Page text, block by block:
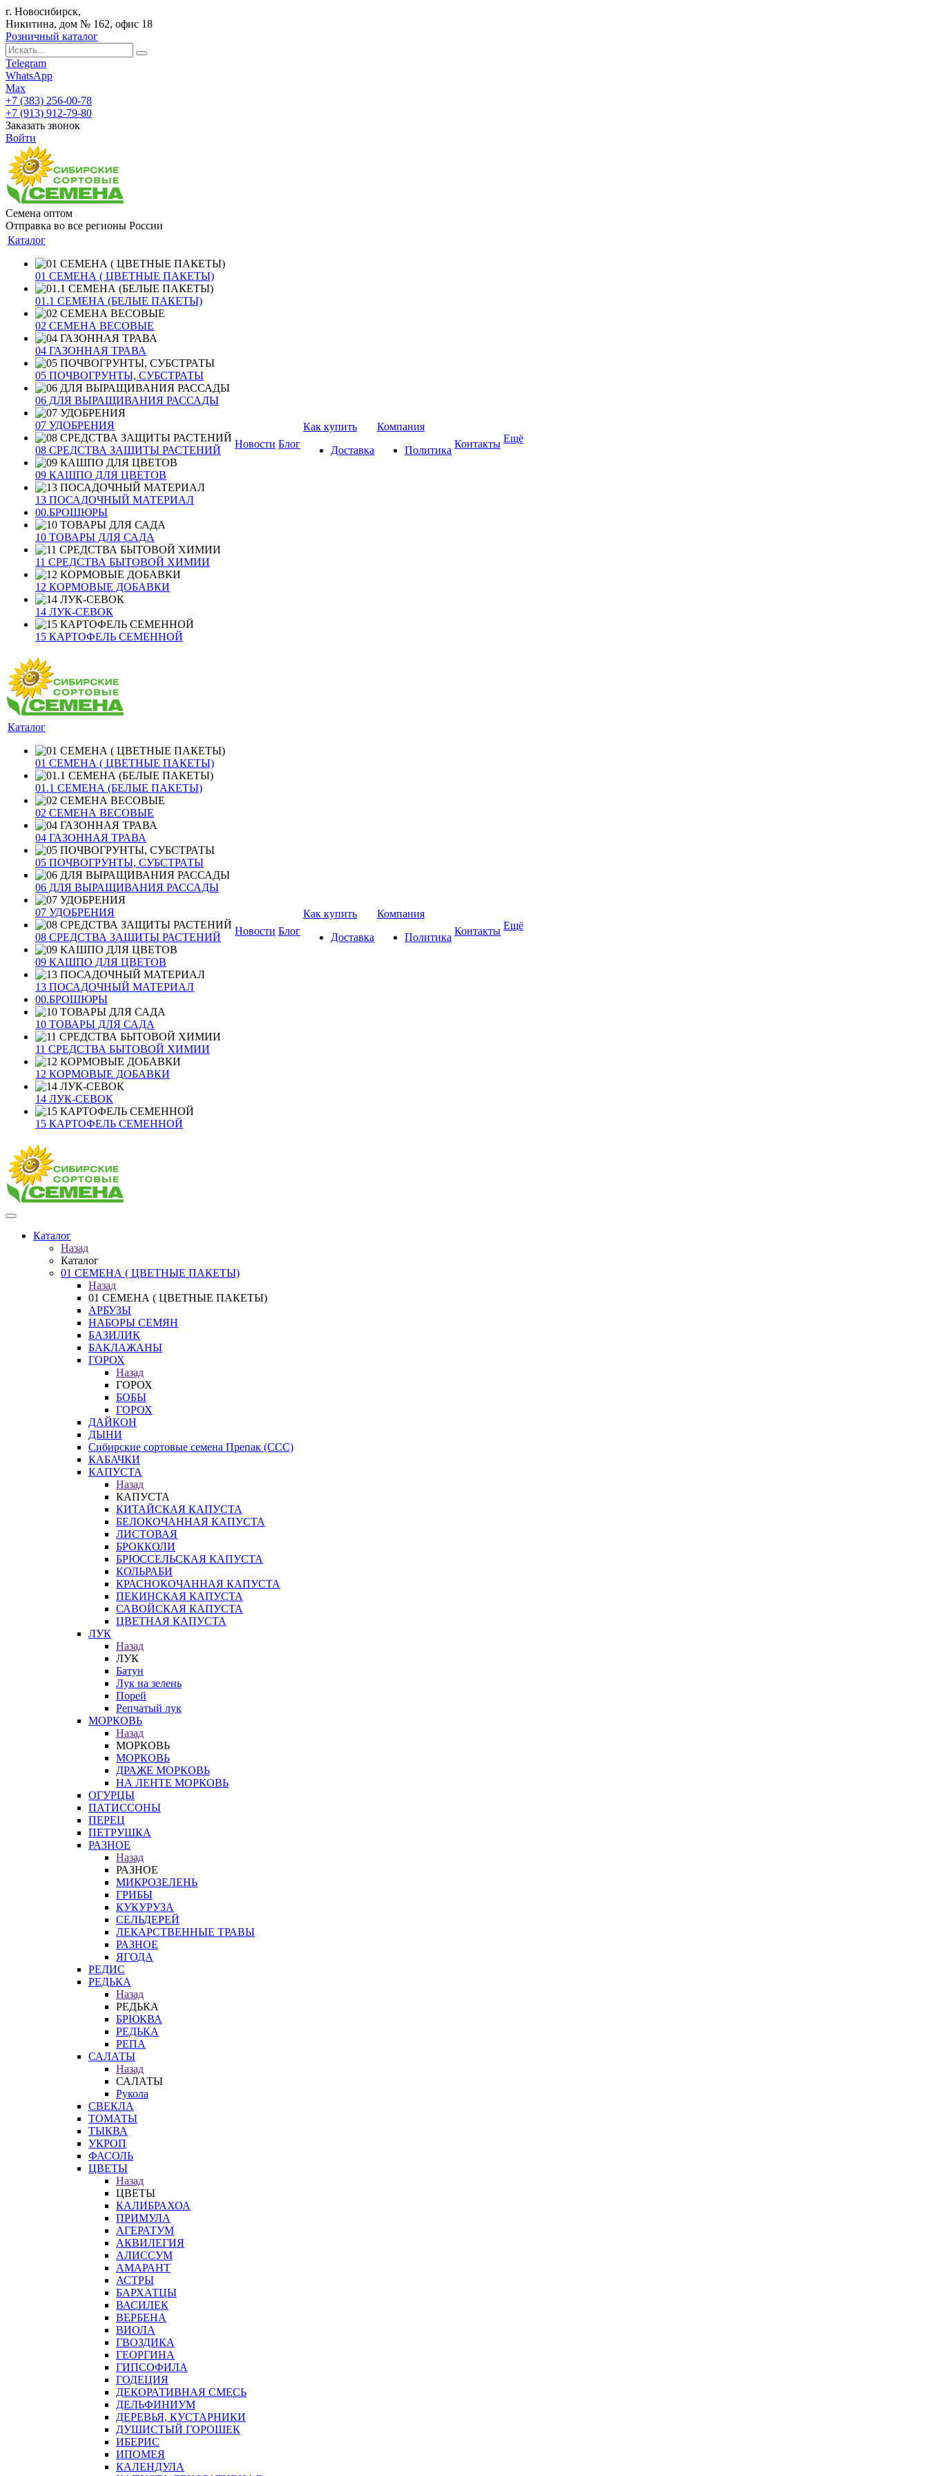
г. Новосибирск,
Никитина, дом № 162, офис 18
Розничный каталог
Telegram
WhatsApp
Max
+7 (383) 256-00-78
+7 (913) 912-79-80
Заказать звонок
Войти
Семена оптом
Отправка во все регионы России
Каталог
01 СЕМЕНА ( ЦВЕТНЫЕ ПАКЕТЫ)
01.1 СЕМЕНА (БЕЛЫЕ ПАКЕТЫ)
02 СЕМЕНА ВЕСОВЫЕ
04 ГАЗОННАЯ ТРАВА
05 ПОЧВОГРУНТЫ, СУБСТРАТЫ
06 ДЛЯ ВЫРАЩИВАНИЯ РАССАДЫ
07 УДОБРЕНИЯ
08 СРЕДСТВА ЗАЩИТЫ РАСТЕНИЙ
09 КАШПО ДЛЯ ЦВЕТОВ
13 ПОСАДОЧНЫЙ МАТЕРИАЛ
00.БРОШЮРЫ
10 ТОВАРЫ ДЛЯ САДА
11 СРЕДСТВА БЫТОВОЙ ХИМИИ
12 КОРМОВЫЕ ДОБАВКИ
14 ЛУК-СЕВОК
15 КАРТОФЕЛЬ СЕМЕННОЙ
Новости Блог
Как купить
Доставка
Компания
Политика
Контакты Ещё
Каталог
01 СЕМЕНА ( ЦВЕТНЫЕ ПАКЕТЫ)
01.1 СЕМЕНА (БЕЛЫЕ ПАКЕТЫ)
02 СЕМЕНА ВЕСОВЫЕ
04 ГАЗОННАЯ ТРАВА
05 ПОЧВОГРУНТЫ, СУБСТРАТЫ
06 ДЛЯ ВЫРАЩИВАНИЯ РАССАДЫ
07 УДОБРЕНИЯ
08 СРЕДСТВА ЗАЩИТЫ РАСТЕНИЙ
09 КАШПО ДЛЯ ЦВЕТОВ
13 ПОСАДОЧНЫЙ МАТЕРИАЛ
00.БРОШЮРЫ
10 ТОВАРЫ ДЛЯ САДА
11 СРЕДСТВА БЫТОВОЙ ХИМИИ
12 КОРМОВЫЕ ДОБАВКИ
14 ЛУК-СЕВОК
15 КАРТОФЕЛЬ СЕМЕННОЙ
Новости Блог
Как купить
Доставка
Компания
Политика
Контакты Ещё
Каталог
Назад
Каталог
01 СЕМЕНА ( ЦВЕТНЫЕ ПАКЕТЫ)
Назад
01 СЕМЕНА ( ЦВЕТНЫЕ ПАКЕТЫ)
АРБУЗЫ
НАБОРЫ СЕМЯН
БАЗИЛИК
БАКЛАЖАНЫ
ГОРОХ
Назад
ГОРОХ
БОБЫ
ГОРОХ
ДАЙКОН
ДЫНИ
Сибирские сортовые семена Препак (ССС)
КАБАЧКИ
КАПУСТА
Назад
КАПУСТА
КИТАЙСКАЯ КАПУСТА
БЕЛОКОЧАННАЯ КАПУСТА
ЛИСТОВАЯ
БРОККОЛИ
БРЮССЕЛЬСКАЯ КАПУСТА
КОЛЬРАБИ
КРАСНОКОЧАННАЯ КАПУСТА
ПЕКИНСКАЯ КАПУСТА
САВОЙСКАЯ КАПУСТА
ЦВЕТНАЯ КАПУСТА
ЛУК
Назад
ЛУК
Батун
Лук на зелень
Порей
Репчатый лук
МОРКОВЬ
Назад
МОРКОВЬ
МОРКОВЬ
ДРАЖЕ МОРКОВЬ
НА ЛЕНТЕ МОРКОВЬ
ОГУРЦЫ
ПАТИССОНЫ
ПЕРЕЦ
ПЕТРУШКА
РАЗНОЕ
Назад
РАЗНОЕ
МИКРОЗЕЛЕНЬ
ГРИБЫ
КУКУРУЗА
СЕЛЬДЕРЕЙ
ЛЕКАРСТВЕННЫЕ ТРАВЫ
РАЗНОЕ
ЯГОДА
РЕДИС
РЕДЬКА
Назад
РЕДЬКА
БРЮКВА
РЕДЬКА
РЕПА
САЛАТЫ
Назад
САЛАТЫ
Рукола
СВЕКЛА
ТОМАТЫ
ТЫКВА
УКРОП
ФАСОЛЬ
ЦВЕТЫ
Назад
ЦВЕТЫ
КАЛИБРАХОА
ПРИМУЛА
АГЕРАТУМ
АКВИЛЕГИЯ
АЛИССУМ
АМАРАНТ
АСТРЫ
БАРХАТЦЫ
ВАСИЛЕК
ВЕРБЕНА
ВИОЛА
ГВОЗДИКА
ГЕОРГИНА
ГИПСОФИЛА
ГОДЕЦИЯ
ДЕКОРАТИВНАЯ СМЕСЬ
ДЕЛЬФИНИУМ
ДЕРЕВЬЯ, КУСТАРНИКИ
ДУШИСТЫЙ ГОРОШЕК
ИБЕРИС
ИПОМЕЯ
КАЛЕНДУЛА